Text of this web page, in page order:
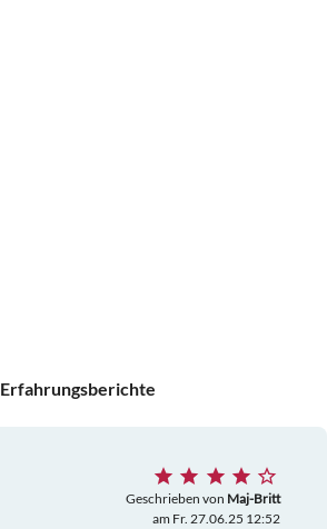
Erfahrungsberichte
Geschrieben von Maj-Britt
am Fr. 27.06.25 12:52